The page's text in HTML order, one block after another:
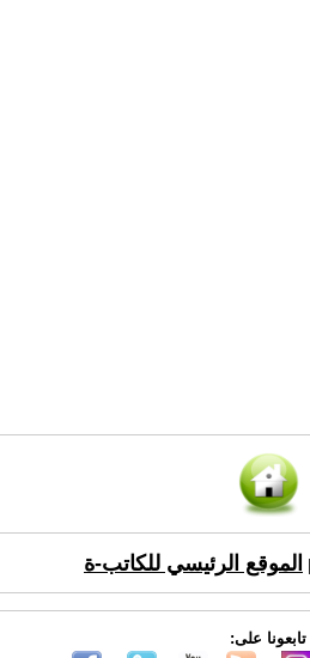
الموقع الرئيسي للكاتب-ة
تابعونا على: